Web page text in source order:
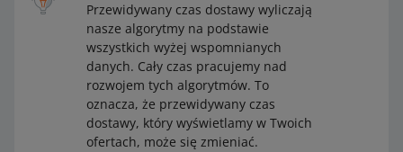
Przewidywany czas dostawy wyliczają
nasze algorytmy na podstawie
wszystkich wyżej wspomnianych
danych. Cały czas pracujemy nad
rozwojem tych algorytmów. To
oznacza, że przewidywany czas
dostawy, który wyświetlamy w Twoich
ofertach, może się zmieniać.